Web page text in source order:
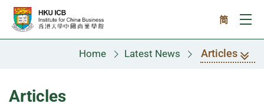
Skip to main content
简
Home Latest News Articles
Articles